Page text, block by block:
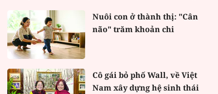
Nuôi con ở thành thị: "Cân
não" trăm khoản chi
Cô gái bỏ phố Wall, về Việt
Nam xây dựng hệ sinh thái